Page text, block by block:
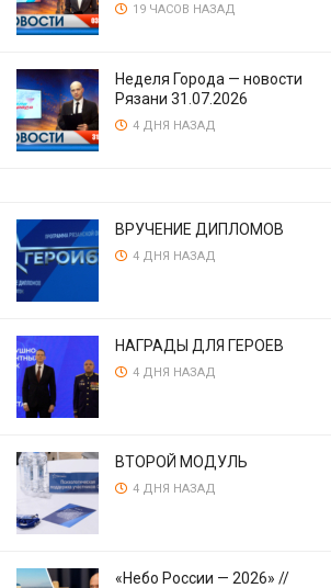
19 ЧАСОВ НАЗАД
Неделя Города — новости
Рязани 31.07.2026
4 ДНЯ НАЗАД
ВРУЧЕНИЕ ДИПЛОМОВ
4 ДНЯ НАЗАД
НАГРАДЫ ДЛЯ ГЕРОЕВ
4 ДНЯ НАЗАД
ВТОРОЙ МОДУЛЬ
4 ДНЯ НАЗАД
«Небо России — 2026» //